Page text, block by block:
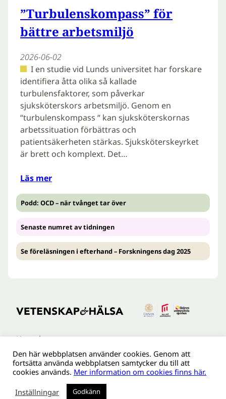
”Turbulenskompass” för
bättre arbetsmiljö
2026-06-02
I en studie vid Lunds universitet har forskare
identifiera åtta olika så kallade
turbulensfaktorer, som påverkar
sjuksköterskors arbetsmiljö. Genom en
“turbulenskompass “ kan sjuksköterskornas
arbetssituation förbättras och
patientsäkerheten stärkas. Sjuksköterskeyrket
är brett och komplext. Det…
Läs mer
Podd: OCD – när tvånget tar över
Senaste numret av tidningen
Se föreläsningen i efterhand – Forskningens dag 2025
Kontakt
Tillgänglighetsredogöreldse
Om webbplatsen
Behandling av personuppgifter
Den här webbplatsen använder cookies. Genom att
fortsätta använda webbplatsen samtycker du till att
cookies används. Mer information om cookies finns här.
Inställningar
Godkänn